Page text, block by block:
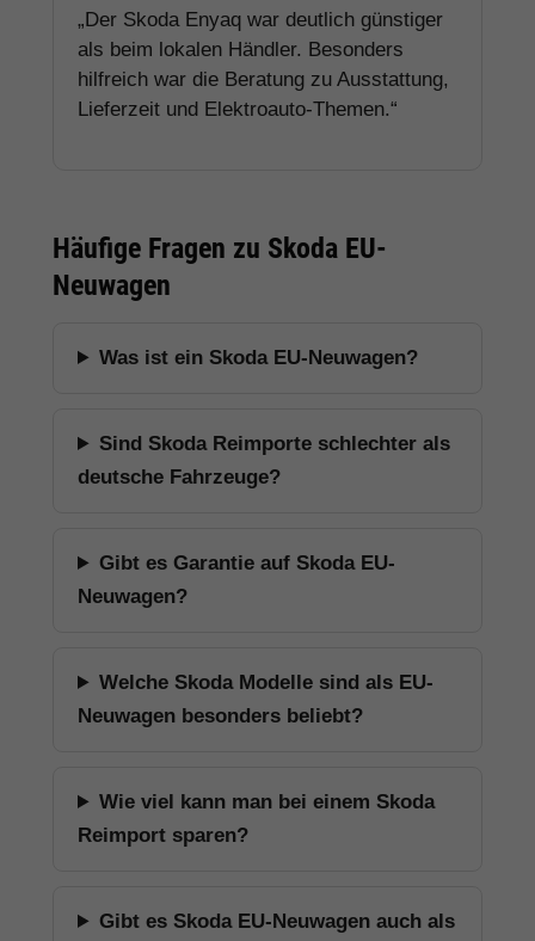
„Der Skoda Enyaq war deutlich günstiger
als beim lokalen Händler. Besonders
hilfreich war die Beratung zu Ausstattung,
Lieferzeit und Elektroauto-Themen.“
Häufige Fragen zu Skoda EU-
Neuwagen
Was ist ein Skoda EU-Neuwagen?
Sind Skoda Reimporte schlechter als
deutsche Fahrzeuge?
Gibt es Garantie auf Skoda EU-
Neuwagen?
Welche Skoda Modelle sind als EU-
Neuwagen besonders beliebt?
Wie viel kann man bei einem Skoda
Reimport sparen?
Gibt es Skoda EU-Neuwagen auch als